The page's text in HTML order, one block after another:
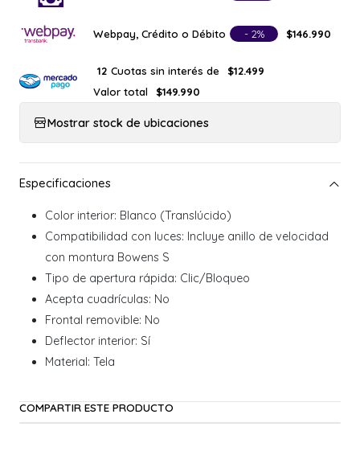
Webpay, Crédito o Débito - 2% $146.990
12 Cuotas sin interés de
$12.499
Valor total
$149.990
Mostrar stock de ubicaciones
Color interior: Blanco (Translúcido)
Compatibilidad con luces: Incluye anillo de velocidad
con montura Bowens S
Tipo de apertura rápida: Clic/Bloqueo
Acepta cuadrículas: No
Frontal removible: No
Deflector interior: Sí
Material: Tela
COMPARTIR ESTE PRODUCTO